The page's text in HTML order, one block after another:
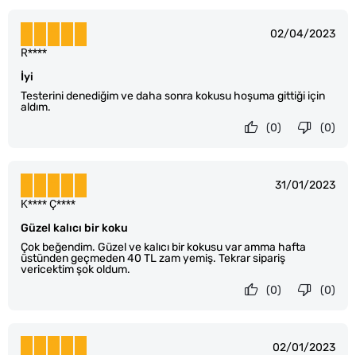
02/04/2023
İyi
Testerini denediğim ve daha sonra kokusu hoşuma gittiği için
aldım.
R****
(0)
(0)
31/01/2023
Güzel kalıcı bir koku
Çok beğendim. Güzel ve kalıcı bir kokusu var amma hafta
üstünden geçmeden 40 TL zam yemiş. Tekrar sipariş
vericektim şok oldum.
K**** Ç****
(0)
(0)
02/01/2023